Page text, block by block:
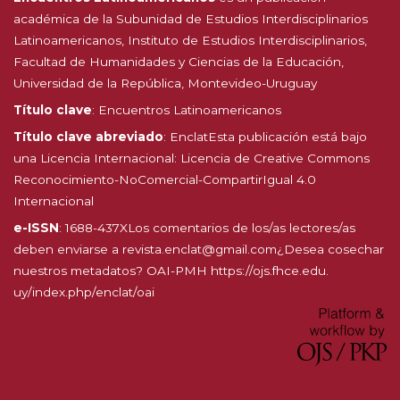
académica de la Subunidad de Estudios Interdisciplinarios
Latinoamericanos, Instituto de Estudios Interdisciplinarios,
Facultad de Humanidades y Ciencias de la Educación,
Universidad de la República, Montevideo-Uruguay
Título clave: Encuentros Latinoamericanos
Título clave abreviado: EnclatEsta publicación está bajo
una Licencia Internacional: Licencia de Creative Commons
Reconocimiento-NoComercial-CompartirIgual 4.0
Internacional
e-ISSN: 1688-437XLos comentarios de los/as lectores/as
deben enviarse a revista.enclat@gmail.com¿Desea cosechar
nuestros metadatos? OAI-PMH https://ojs.fhce.edu.
uy/index.php/enclat/oai